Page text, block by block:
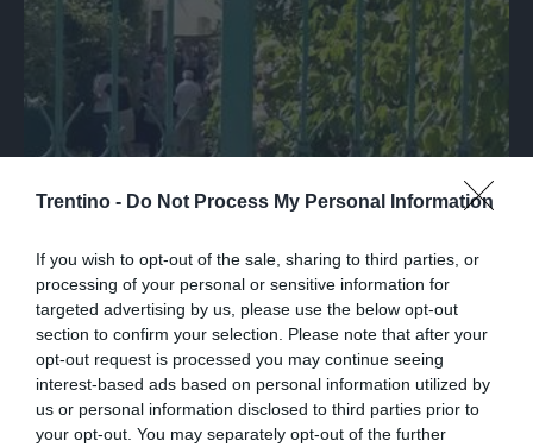
Trentino - Do Not Process My Personal Information
If you wish to opt-out of the sale, sharing to third parties, or
processing of your personal or sensitive information for
targeted advertising by us, please use the below opt-out
section to confirm your selection. Please note that after your
opt-out request is processed you may continue seeing
interest-based ads based on personal information utilized by
us or personal information disclosed to third parties prior to
your opt-out. You may separately opt-out of the further
commozione a Pavana